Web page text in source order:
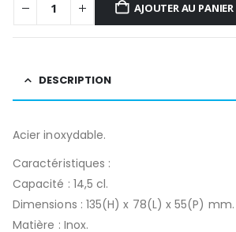
AJOUTER AU PANIER
DESCRIPTION
Acier inoxydable.
Caractéristiques :
Capacité : 14,5 cl.
Dimensions : 135(H) x 78(L) x 55(P) mm.
Matière : Inox.